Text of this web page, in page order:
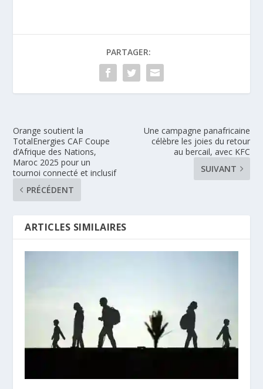
PARTAGER:
Orange soutient la
TotalEnergies CAF Coupe
d’Afrique des Nations,
Maroc 2025 pour un
tournoi connecté et inclusif
PRÉCÉDENT
Une campagne panafricaine
célèbre les joies du retour
au bercail, avec KFC
SUIVANT
ARTICLES SIMILAIRES